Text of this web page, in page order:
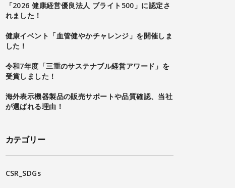
「2026 健康経営優良法人 ブライト500」に認定さ
れました！
健康イベント「血管健やかチャレンジ」を開催しま
した！
令和7年度「三重のサステナブル経営アワード」を
受賞しました！
海外表示機器製品の販売サポートや品質確認、当社
が選ばれる理由！
カテゴリー
CSR_SDGs